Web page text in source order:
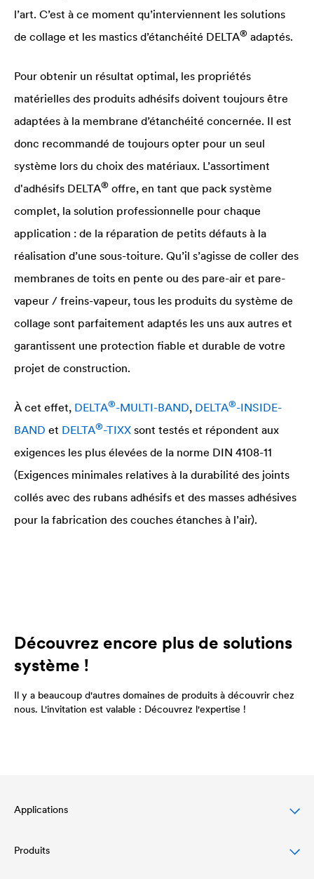
l’art. C’est à ce moment qu’interviennent les solutions
de collage et les mastics d’étanchéité DELTA® adaptés.
Pour obtenir un résultat optimal, les propriétés
matérielles des produits adhésifs doivent toujours être
adaptées à la membrane d’étanchéité concernée. Il est
donc recommandé de toujours opter pour un seul
système lors du choix des matériaux. L’assortiment
d'adhésifs DELTA® offre, en tant que pack système
complet, la solution professionnelle pour chaque
application : de la réparation de petits défauts à la
réalisation d’une sous-toiture. Qu’il s’agisse de coller des
membranes de toits en pente ou des pare-air et pare-
vapeur / freins-vapeur, tous les produits du système de
collage sont parfaitement adaptés les uns aux autres et
garantissent une protection fiable et durable de votre
projet de construction.
À cet effet, DELTA®-MULTI-BAND, DELTA®-INSIDE-
BAND et DELTA®-TIXX sont testés et répondent aux
exigences les plus élevées de la norme DIN 4108-11
(Exigences minimales relatives à la durabilité des joints
collés avec des rubans adhésifs et des masses adhésives
pour la fabrication des couches étanches à l’air).
Découvrez encore plus de solutions
système !
Il y a beaucoup d'autres domaines de produits à découvrir chez
nous. L'invitation est valable : Découvrez l'expertise !
Applications
Protection des toitures en pente
Produits